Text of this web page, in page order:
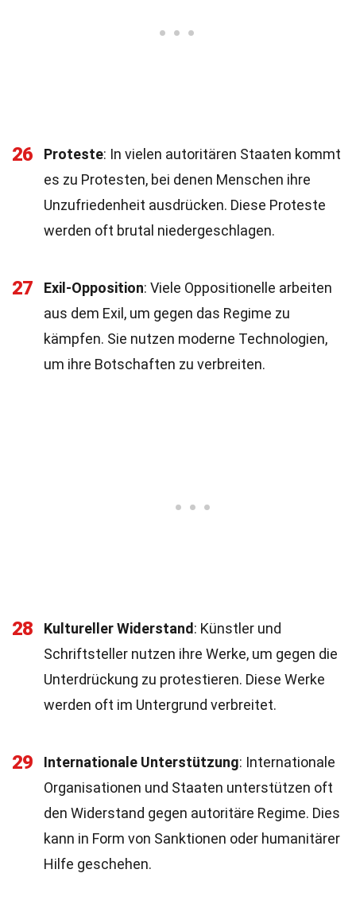
26 Proteste: In vielen autoritären Staaten kommt
es zu Protesten, bei denen Menschen ihre
Unzufriedenheit ausdrücken. Diese Proteste
werden oft brutal niedergeschlagen.
27 Exil-Opposition: Viele Oppositionelle arbeiten
aus dem Exil, um gegen das Regime zu
kämpfen. Sie nutzen moderne Technologien,
um ihre Botschaften zu verbreiten.
28 Kultureller Widerstand : Künstler und
Schriftsteller nutzen ihre Werke, um gegen die
Unterdrückung zu protestieren. Diese Werke
werden oft im Untergrund verbreitet.
29 Internationale Unterstützung: Internationale
Organisationen und Staaten unterstützen oft
den Widerstand gegen autoritäre Regime. Dies
kann in Form von Sanktionen oder humanitärer
Hilfe geschehen.